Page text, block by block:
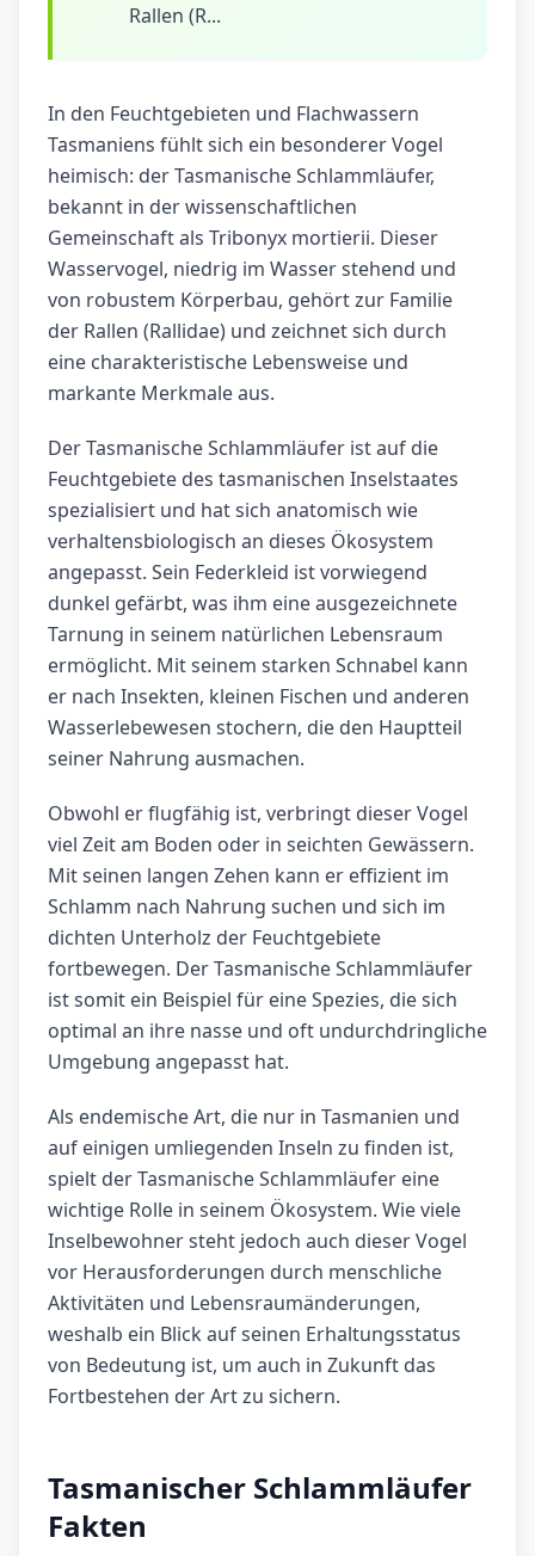
Rallen (R...
In den Feuchtgebieten und Flachwassern
Tasmaniens fühlt sich ein besonderer Vogel
heimisch: der Tasmanische Schlammläufer,
bekannt in der wissenschaftlichen
Gemeinschaft als Tribonyx mortierii. Dieser
Wasservogel, niedrig im Wasser stehend und
von robustem Körperbau, gehört zur Familie
der Rallen (Rallidae) und zeichnet sich durch
eine charakteristische Lebensweise und
markante Merkmale aus.
Der Tasmanische Schlammläufer ist auf die
Feuchtgebiete des tasmanischen Inselstaates
spezialisiert und hat sich anatomisch wie
verhaltensbiologisch an dieses Ökosystem
angepasst. Sein Federkleid ist vorwiegend
dunkel gefärbt, was ihm eine ausgezeichnete
Tarnung in seinem natürlichen Lebensraum
ermöglicht. Mit seinem starken Schnabel kann
er nach Insekten, kleinen Fischen und anderen
Wasserlebewesen stochern, die den Hauptteil
seiner Nahrung ausmachen.
Obwohl er flugfähig ist, verbringt dieser Vogel
viel Zeit am Boden oder in seichten Gewässern.
Mit seinen langen Zehen kann er effizient im
Schlamm nach Nahrung suchen und sich im
dichten Unterholz der Feuchtgebiete
fortbewegen. Der Tasmanische Schlammläufer
ist somit ein Beispiel für eine Spezies, die sich
optimal an ihre nasse und oft undurchdringliche
Umgebung angepasst hat.
Als endemische Art, die nur in Tasmanien und
auf einigen umliegenden Inseln zu finden ist,
spielt der Tasmanische Schlammläufer eine
wichtige Rolle in seinem Ökosystem. Wie viele
Inselbewohner steht jedoch auch dieser Vogel
vor Herausforderungen durch menschliche
Aktivitäten und Lebensraumänderungen,
weshalb ein Blick auf seinen Erhaltungsstatus
von Bedeutung ist, um auch in Zukunft das
Fortbestehen der Art zu sichern.
Tasmanischer Schlammläufer
Fakten